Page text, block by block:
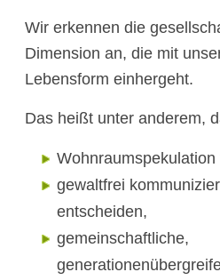
Wir erkennen die
Dimension an, die mit
Lebensform einhergeht.
Das heißt unter anderem,
gewaltfrei
entscheiden,
gemeinschaftliche,